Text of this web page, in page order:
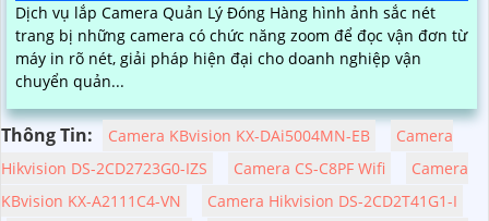
Dịch vụ lắp Camera Quản Lý Đóng Hàng hình ảnh sắc nét
trang bị những camera có chức năng zoom để đọc vận đơn từ
máy in rõ nét, giải pháp hiện đại cho doanh nghiệp vận
chuyển quản...
Thông Tin: Camera KBvision KX-DAi5004MN-EB
Camera
Hikvision DS-2CD2723G0-IZS
Camera CS-C8PF Wifi
Camera
KBvision KX-A2111C4-VN
Camera Hikvision DS-2CD2T41G1-I